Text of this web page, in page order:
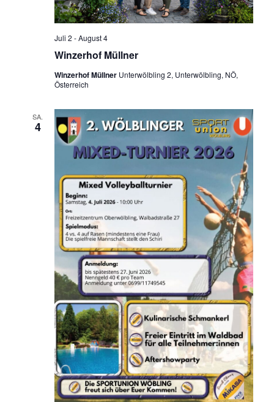
Winzerhof Müllner
Juli 2 -August 4
Winzerhof Müllner Unterwölbling 2, Unterwölbling, NÖ,
Österreich
SA.
4